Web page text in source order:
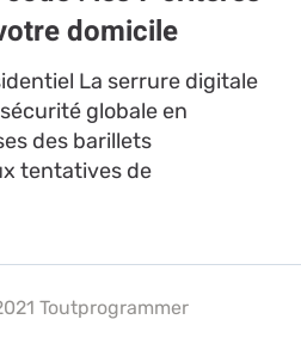
domicile
La serrure digitale
globale en
des barillets
tentatives de
Toutprogrammer